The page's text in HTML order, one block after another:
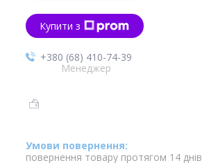
Купити з
+380 (68) 410-74-39
Менеджер
повернення товару протягом 14 днів